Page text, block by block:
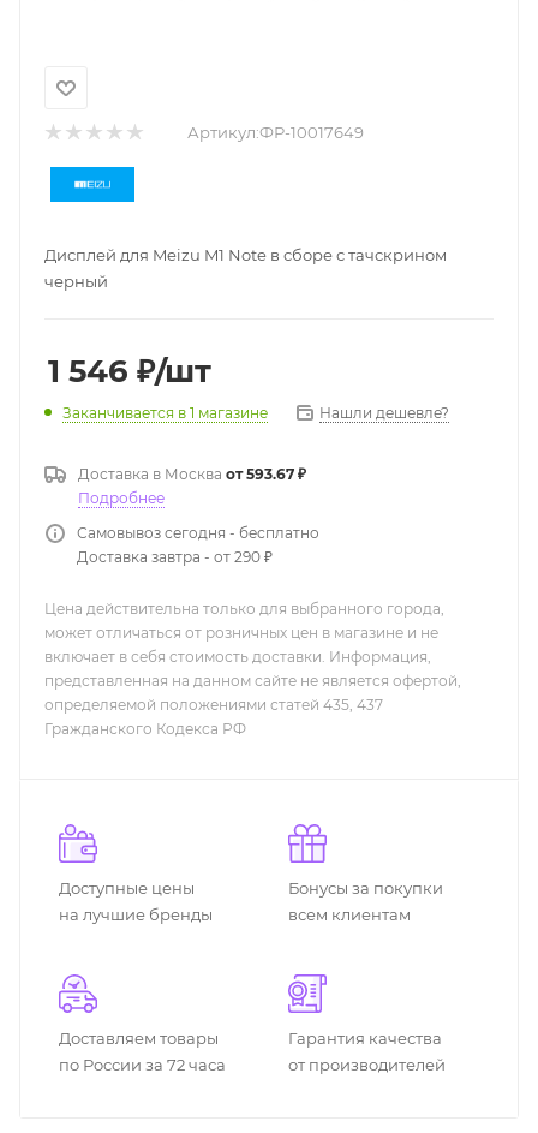
Артикул:ФР-10017649
Дисплей для Meizu M1 Note в сборе с тачскрином
черный
1 546 ₽/шт
Заканчивается в 1 магазине Нашли дешевле?
Доставка в Москва от 593.67 ₽
Подробнее
Самовывоз сегодня - бесплатно
Доставка завтра - от 290 ₽
Цена действительна только для выбранного города,
может отличаться от розничных цен в магазине и не
включает в себя стоимость доставки. Информация,
представленная на данном сайте не является офертой,
определяемой положениями статей 435, 437
Гражданского Кодекса РФ
Доступные цены
на лучшие бренды
Бонусы за покупки
всем клиентам
Доставляем товары
по России за 72 часа
Гарантия качества
от производителей